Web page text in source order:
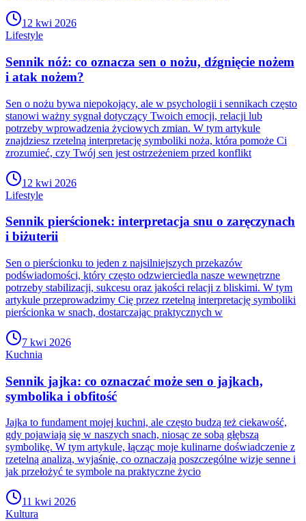
12 kwi 2026
Lifestyle
Sennik nóż: co oznacza sen o nożu, dźgnięcie nożem
i atak nożem?
Sen o nożu bywa niepokojący, ale w psychologii i sennikach często
stanowi ważny sygnał dotyczący Twoich emocji, relacji lub
potrzeby wprowadzenia życiowych zmian. W tym artykule
znajdziesz rzetelną interpretację symboliki noża, która pomoże Ci
zrozumieć, czy Twój sen jest ostrzeżeniem przed konflikt
12 kwi 2026
Lifestyle
Sennik pierścionek: interpretacja snu o zaręczynach
i biżuterii
Sen o pierścionku to jeden z najsilniejszych przekazów
podświadomości, który często odzwierciedla nasze wewnętrzne
potrzeby stabilizacji, sukcesu oraz jakości relacji z bliskimi. W tym
artykule przeprowadzimy Cię przez rzetelną interpretację symboliki
pierścionka w snach, dostarczając praktycznych w
7 kwi 2026
Kuchnia
Sennik jajka: co oznaczać może sen o jajkach,
symbolika i obfitość
Jajka to fundament mojej kuchni, ale często budzą też ciekawość,
gdy pojawiają się w naszych snach, niosąc ze sobą głębszą
symbolikę. W tym artykule, łącząc moje kulinarne doświadczenie z
rzetelną analizą, wyjaśnię, co oznaczają poszczególne wizje senne i
jak przełożyć te symbole na praktyczne życio
11 kwi 2026
Kultura